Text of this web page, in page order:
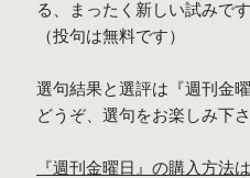
る、まったく新しい試みで
（投句は無料です）
選句結果と選評は『週刊金
どうぞ、選句をお楽しみ下
『週刊金曜日』の購入方法